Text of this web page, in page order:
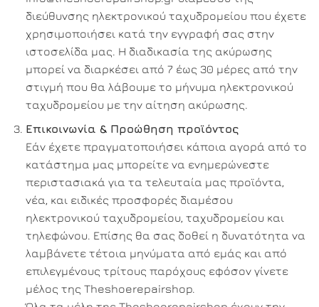
διεύθυνσης ηλεκτρονικού ταχυδρομείου που έχετε
χρησιμοποιήσει κατά την εγγραφή σας στην
ιστοσελίδα μας. Η διαδικασία της ακύρωσης
μπορεί να διαρκέσει από 7 έως 30 μέρες από την
στιγμή που θα λάβουμε το μήνυμα ηλεκτρονικού
ταχυδρομείου με την αίτηση ακύρωσης.
Επικοινωνία & Προώθηση προϊόντος
Εάν έχετε πραγματοποιήσει κάποια αγορά από το
κατάστημα μας μπορείτε να ενημερώνεστε
περιστασιακά για τα τελευταία μας προϊόντα,
νέα, και ειδικές προσφορές διαμέσου
ηλεκτρονικού ταχυδρομείου, ταχυδρομείου και
τηλεφώνου. Επίσης θα σας δοθεί η δυνατότητα να
λαμβάνετε τέτοια μηνύματα από εμάς και από
επιλεγμένους τρίτους παρόχους εφόσον γίνετε
μέλος της Theshoerepairshop.